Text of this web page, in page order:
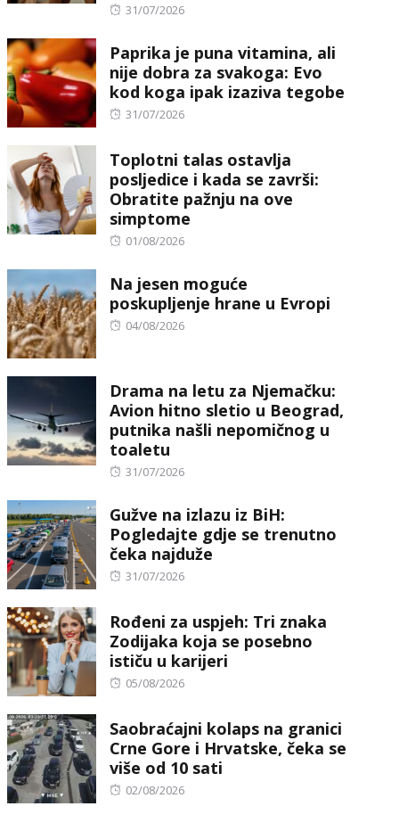
Posted
31/07/2026
Paprika je puna vitamina, ali
nije dobra za svakoga: Evo
kod koga ipak izaziva tegobe
Posted
31/07/2026
Toplotni talas ostavlja
posljedice i kada se završi:
Obratite pažnju na ove
simptome
Posted
01/08/2026
Na jesen moguće
poskupljenje hrane u Evropi
Posted
04/08/2026
Drama na letu za Njemačku:
Avion hitno sletio u Beograd,
putnika našli nepomičnog u
toaletu
Posted
31/07/2026
Gužve na izlazu iz BiH:
Pogledajte gdje se trenutno
čeka najduže
Posted
31/07/2026
Rođeni za uspjeh: Tri znaka
Zodijaka koja se posebno
ističu u karijeri
Posted
05/08/2026
Saobraćajni kolaps na granici
Crne Gore i Hrvatske, čeka se
više od 10 sati
Posted
02/08/2026